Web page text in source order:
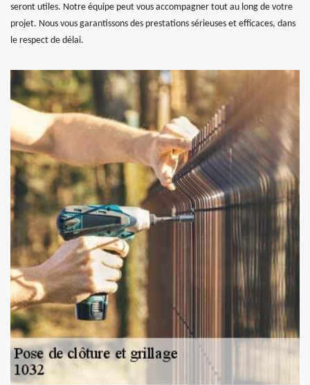
seront utiles. Notre équipe peut vous accompagner tout au long de votre
projet. Nous vous garantissons des prestations sérieuses et efficaces, dans
le respect de délai.